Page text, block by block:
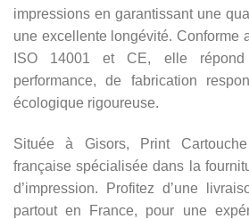
impressions en garantissant une
une excellente longévité. Conforme
ISO 14001 et CE, elle
performance, de fabrication
écologique rigoureuse.
Située à Gisors, Print
française spécialisée dans la
d’impression. Profitez d’une
partout en France, pour une